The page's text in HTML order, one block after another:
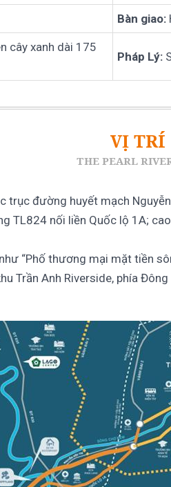
Bàn giao:
cây xanh dài 175
Pháp Lý:
VỊ TRÍ
THE PEARL
trục đường huyết mạch
TL824 nối liền Quốc lộ 1A;
“Phố thương mại mặt tiền
Trần Anh Riverside, phía